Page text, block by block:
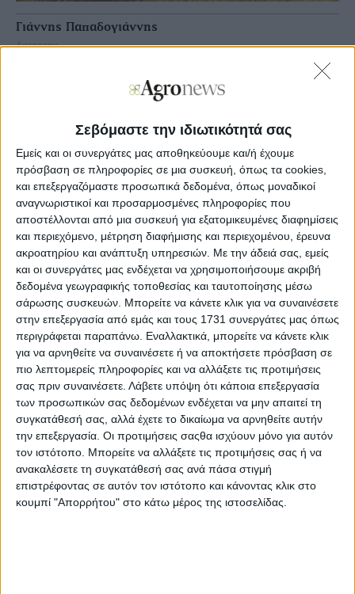
Σεβόμαστε την ιδιωτικότητά σας
Εμείς και οι συνεργάτες μας αποθηκεύουμε και/ή έχουμε
πρόσβαση σε πληροφορίες σε μια συσκευή, όπως τα cookies,
και επεξεργαζόμαστε προσωπικά δεδομένα, όπως μοναδικοί
αναγνωριστικοί και προσαρμοσμένες πληροφορίες που
αποστέλλονται από μια συσκευή για εξατομικευμένες διαφημίσεις
και περιεχόμενο, μέτρηση διαφήμισης και περιεχομένου, έρευνα
ακροατηρίου και ανάπτυξη υπηρεσιών. Με την άδειά σας, εμείς
και οι συνεργάτες μας ενδέχεται να χρησιμοποιήσουμε ακριβή
δεδομένα γεωγραφικής τοποθεσίας και ταυτοποίησης μέσω
σάρωσης συσκευών. Μπορείτε να κάνετε κλικ για να συναινέσετε
στην επεξεργασία από εμάς και τους 1731 συνεργάτες μας όπως
περιγράφεται παραπάνω. Εναλλακτικά, μπορείτε να κάνετε κλικ
για να αρνηθείτε να συναινέσετε ή να αποκτήσετε πρόσβαση σε
πιο λεπτομερείς πληροφορίες και να αλλάξετε τις προτιμήσεις
σας πριν συναινέσετε. Λάβετε υπόψη ότι κάποια επεξεργασία
των προσωπικών σας δεδομένων ενδέχεται να μην απαιτεί τη
συγκατάθεσή σας, αλλά έχετε το δικαίωμα να αρνηθείτε αυτήν
την επεξεργασία. Οι προτιμήσεις σαςθα ισχύουν μόνο για αυτόν
τον ιστότοπο. Μπορείτε να αλλάξετε τις προτιμήσεις σας ή να
ανακαλέσετε τη συγκατάθεσή σας ανά πάσα στιγμή
επιστρέφοντας σε αυτόν τον ιστότοπο και κάνοντας κλικ στο
κουμπί "Απορρήτου" στο κάτω μέρος της ιστοσελίδας.
Γιάννης Παπαδογιάννης
Agronews
Φαίνεται το καλαµπόκι µε το πρόσφατο ράλι να έχει ένα
την άλλη εφόσον ανακοινωθεί µειωµένη εκτίµηση
πρόθεσης για βαµβάκια η χρηµατιστηριακή ανοδική
αντίδραση είναι πολύ πιθανή.
Η Φοτζια τσίµπησε αλλά 5-7 ευρώ σε συνέχεια της
προηγούµενης ανόδου κατά 3 ευρώ. Μέσα στην εβδοµάδα
έγιναν πολλές φορτώσεις πλοίων για εξαγωγή µε
προορισµό την Ιταλία και την Τυνησία, στα 300-305 ευρώ
fob λιµάνι µας.
Σχόλια(0) Προσθήκη σχολίου
ΤΟ ΔΙΚΟ ΣΑΣ ΣΧΟΛΙΟ
Όνομα*
Email*